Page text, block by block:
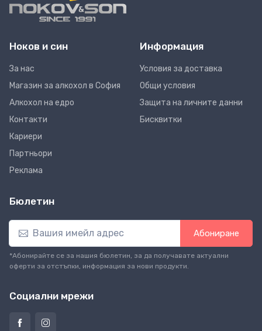
Ноков и син
За нас
Магазин за алкохол в София
Алкохол на едро
Контакти
Кариери
Партньори
Реклама
Информация
Условия за доставка
Общи условия
Защита на личните данни
Бисквитки
Бюлетин
Абониране
*Абонирайте се за нашия бюлетин, за да получавате актуални
оферти за отстъпки, информация за нови продукти.
Социални мрежи